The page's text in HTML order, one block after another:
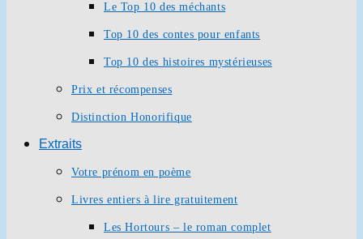
Le Top 10 des méchants
Top 10 des contes pour enfants
Top 10 des histoires mystérieuses
Prix et récompenses
Distinction Honorifique
Extraits
Votre prénom en poème
Livres entiers à lire gratuitement
Les Hortours – le roman complet